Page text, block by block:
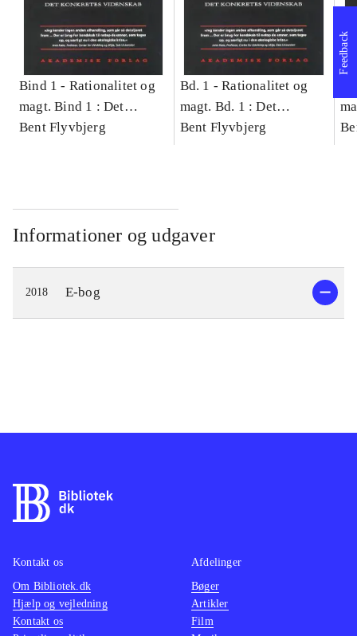
Bind 1 - Rationalitet og
magt. Bind 1 : Det
konkretes videnskab
Bent Flyvbjerg
Bd. 1 -Rationalitet og
magt. Bd. 1 : Det
konkretes videnskab
Bent Flyvbjerg
Informationer og udgaver
2018 E-bog
Feedback
Kontakt os
Om Bibliotek.dk
Hjælp og vejledning
Kontakt os
Afdelinger
Bøger
Artikler
Film